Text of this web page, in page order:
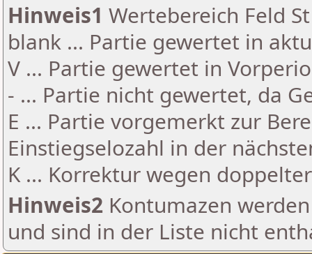
Hinweis1 Wertebereich Feld
blank ... Partie gewertet in
V ... Partie gewertet in
- ... Partie nicht gewertet, da
E ... Partie vorgemerkt zur
Einstiegselozahl in der
K ... Korrektur wegen
Hinweis2 Kontumazen
und sind in der Liste nicht